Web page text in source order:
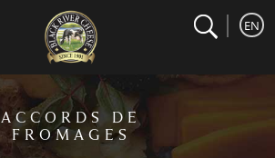
home Recherche
EN
ACCORDS DE
FROMAGES